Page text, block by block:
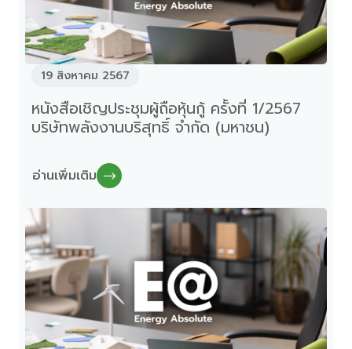
19 สิงหาคม 2567
หนังสือเชิญประชุมผู้ถือหุ้นกู้ ครั้งที่ 1/2567
บริษัทพลังงานบริสุทธิ์ จำกัด (มหาชน)
อ่านเพิ่มเติม